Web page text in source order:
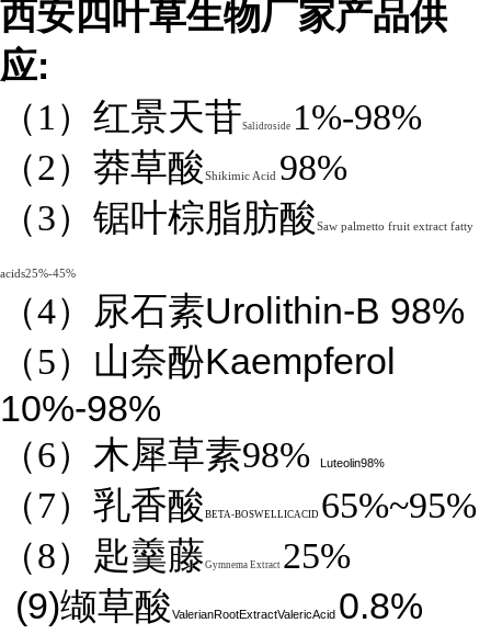
西安四叶草生物厂家产品供
应:
（1）红景天苷Salidroside 1%-98%
（2）莽草酸Shikimic Acid 98%
（3）锯叶棕脂肪酸Saw palmetto fruit extract fatty
acids25%-45%
（4） 尿石素Urolithin-B 98%
（5）山奈酚Kaempferol
10%-98%
（6）木犀草素98% Luteolin98%
（7）乳香酸 BETA-BOSWELLICACID 65%~95%
（8）匙羹藤Gymnema Extract 25%
(9)缬草酸ValerianRootExtractValericAcid 0.8%